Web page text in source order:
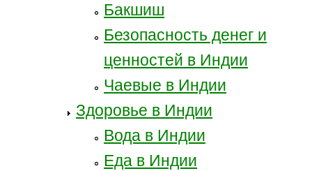
Бакшиш
Безопасность денег и
ценностей в Индии
Чаевые в Индии
Здоровье в Индии
Вода в Индии
Еда в Индии